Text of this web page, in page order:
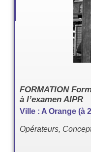
FORMATION
à l’examen AIPR
Ville : A Orange (à
Opérateurs,